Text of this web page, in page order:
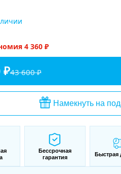
4 360₽
₽43 600 ₽
Намекнуть на
Бессрочная
гарантия
Быстрая